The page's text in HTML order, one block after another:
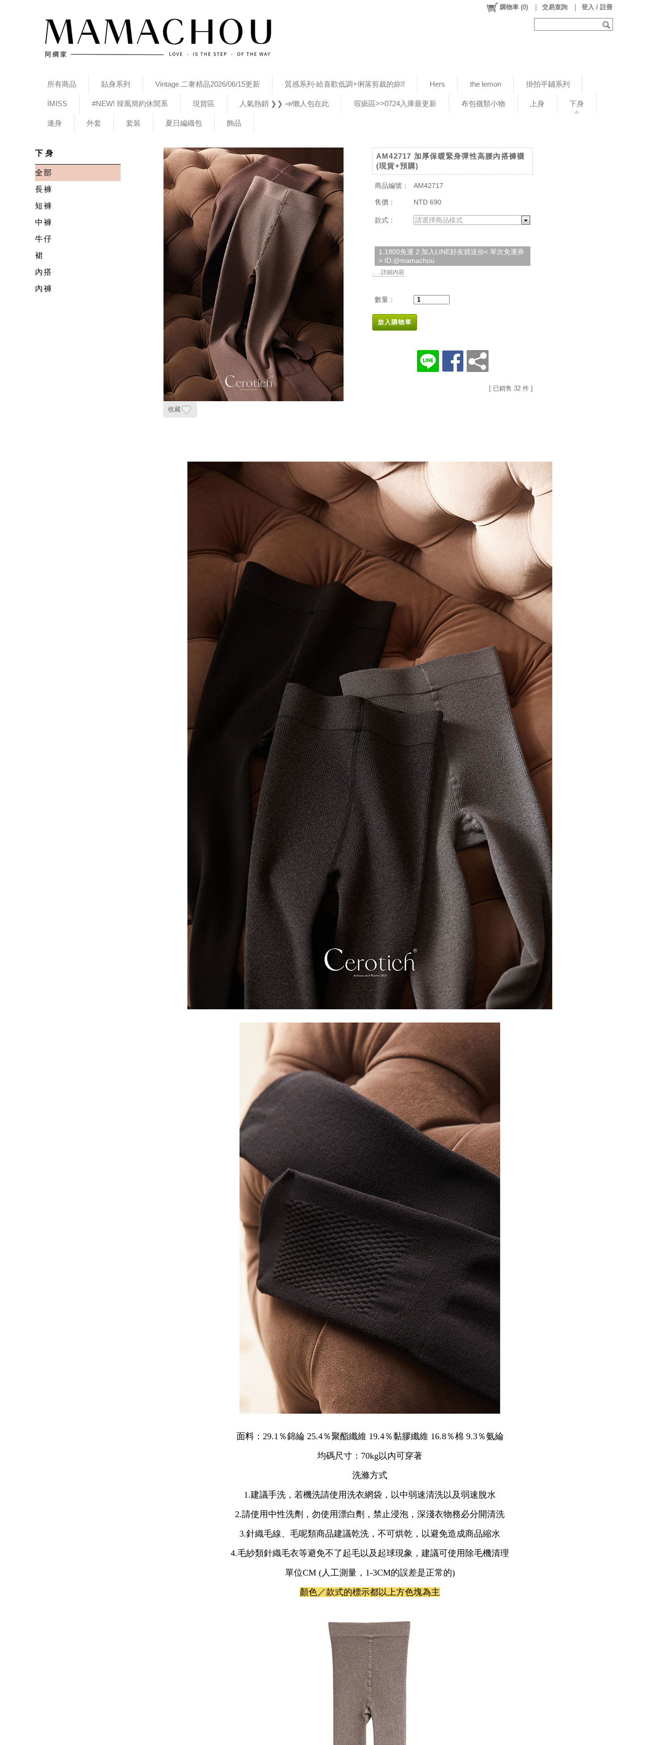
所有商品 貼身系列 Vintage 二奢精品2026/06/15更新 質感系列-給喜歡低調+俐落剪裁的妳!! Hers the lemon 掛拍平鋪系列
IMISS #NEW! 韓風簡約休閒系 現貨區 人氣熱銷 ❯❯ 📣懶人包在此 瑕疵區>>0724入庫最更新 布包襪類小物 上身 下身
連身 外套 套裝 夏日編織包 飾品
購物車 (0) 交易查詢 登入 / 註冊
下身
全部
長褲
短褲
中褲
牛仔
裙
內搭
內褲
收藏
AM42717 加厚保暖緊身彈性高腰內搭褲襪
(現貨+預購)
商品編號： AM42717
售價： NTD 690
款式： 請選擇商品樣式
1.1800免運 2.加入LINE好友就送你< 單次免運券
> ID:@mamachou
. . . 詳細內容
數量：
放入購物車
[ 已銷售 32 件 ]